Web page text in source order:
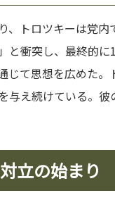
、トロツキーは党
と衝突し、最終的に
じて思想を広めた
与え続けている。
立の始まり